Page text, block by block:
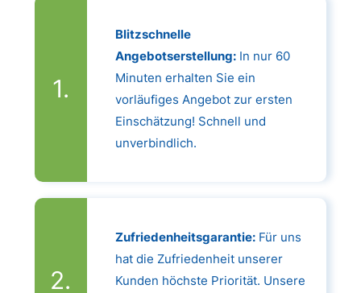
Blitzschnelle
Angebotserstellung:In nur 60
Minuten erhalten Sie ein
vorläufiges Angebot zur ersten
Einschätzung! Schnell und
unverbindlich.
Zufriedenheitsgarantie:Für uns
hat die Zufriedenheit unserer
Kunden höchste Priorität. Unsere